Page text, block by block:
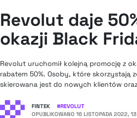
Revolut daje
okazji Black
Revolut uruchomił kolejną promocję z
rabatem 50%. Osoby, które skorzystają
skierowana jest do nowych klientów
FINTEK #REVOLUT
OPUBLIKOWANO 16 LISTOPADA 2022,